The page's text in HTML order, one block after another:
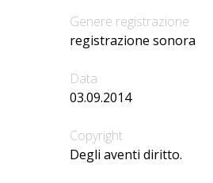
Genere registrazione
registrazione sonora
Data
03.09.2014
Copyright
Degli aventi diritto.